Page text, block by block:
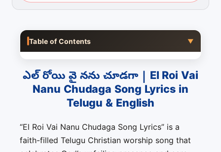
Table of Contents ▼
ఎల్ రోయి వై నను చూడగా | El Roi Vai
Nanu Chudaga Song Lyrics in
Telugu & English
“El Roi Vai Nanu Chudaga Song Lyrics” is a
faith-filled Telugu Christian worship song that